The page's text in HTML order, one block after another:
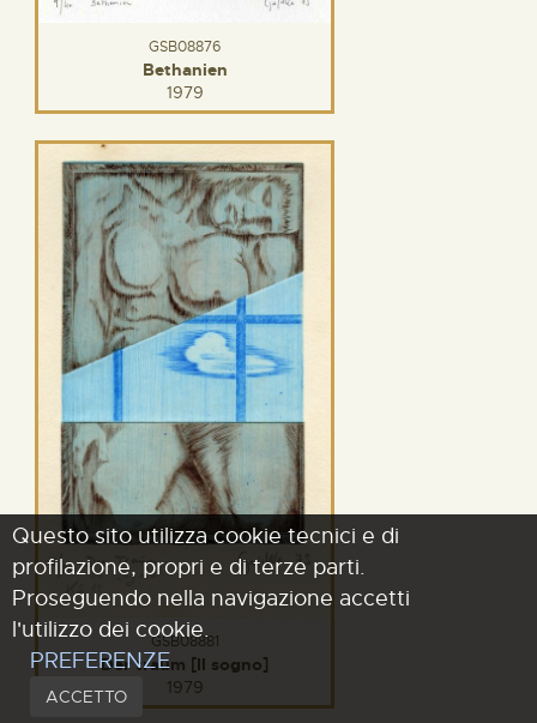
GSB08876
Bethanien
1979
GSB08881
Der traum [Il sogno]
1979
Questo sito utilizza cookie tecnici e di
profilazione, propri e di terze parti.
Proseguendo nella navigazione accetti
l'utilizzo dei cookie.
PREFERENZE
ACCETTO